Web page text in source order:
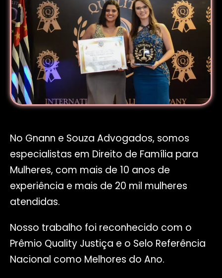
No Gnann e Souza Advogados, somos
especialistas em Direito de Família para
Mulheres, com mais de 10 anos de
experiência e mais de 20 mil mulheres
atendidas.
Nosso trabalho foi reconhecido com o
Prêmio Quality Justiça e o Selo Referência
Nacional como Melhores do Ano.